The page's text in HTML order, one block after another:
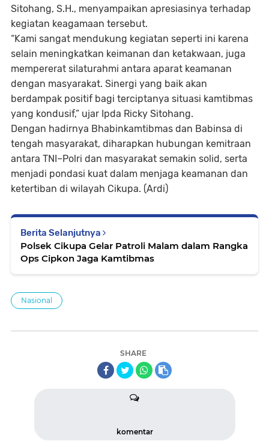
Sitohang, S.H., menyampaikan apresiasinya terhadap
kegiatan keagamaan tersebut.
“Kami sangat mendukung kegiatan seperti ini karena
selain meningkatkan keimanan dan ketakwaan, juga
mempererat silaturahmi antara aparat keamanan
dengan masyarakat. Sinergi yang baik akan
berdampak positif bagi terciptanya situasi kamtibmas
yang kondusif,” ujar Ipda Ricky Sitohang.
Dengan hadirnya Bhabinkamtibmas dan Babinsa di
tengah masyarakat, diharapkan hubungan kemitraan
antara TNI–Polri dan masyarakat semakin solid, serta
menjadi pondasi kuat dalam menjaga keamanan dan
ketertiban di wilayah Cikupa. (Ardi)
Berita Selanjutnya
Polsek Cikupa Gelar Patroli Malam dalam Rangka
Ops Cipkon Jaga Kamtibmas
Nasional
SHARE
komentar